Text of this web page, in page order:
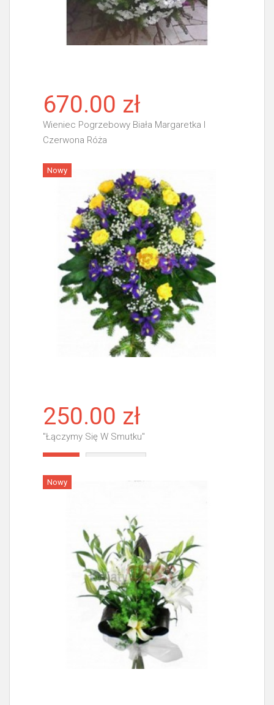
670.00 zł
Wieniec Pogrzebowy Biała Margaretka I
Czerwona Róża
Więcej
Nowy
250.00 zł
"Łączymy Się W Smutku"
Nowy